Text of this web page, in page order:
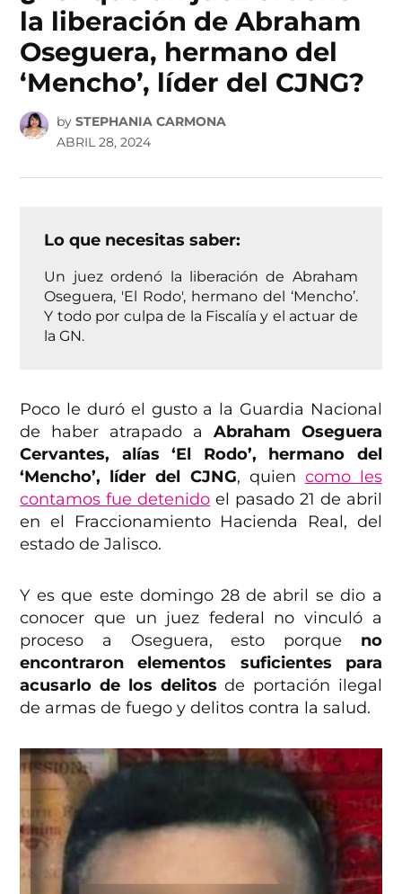
la liberación de Abraham
Oseguera, hermano del
‘Mencho’, líder del CJNG?
by STEPHANIA CARMONA
ABRIL 28, 2024
Lo que necesitas saber:
Un juez ordenó la liberación de Abraham
Oseguera, 'El Rodo', hermano del ‘Mencho’.
Y todo por culpa de la Fiscalía y el actuar de
la GN.
Poco le duró el gusto a la Guardia Nacional
de haber atrapado a Abraham Oseguera
Cervantes, alías ‘El Rodo’, hermano del
‘Mencho’, líder del CJNG, quien como les
contamos fue detenido el pasado 21 de abril
en el Fraccionamiento Hacienda Real, del
estado de Jalisco.
Y es que este domingo 28 de abril se dio a
conocer que un juez federal no vinculó a
proceso a Oseguera, esto porque no
encontraron elementos suficientes para
acusarlo de los delitosde portación ilegal
de armas de fuego y delitos contra la salud.